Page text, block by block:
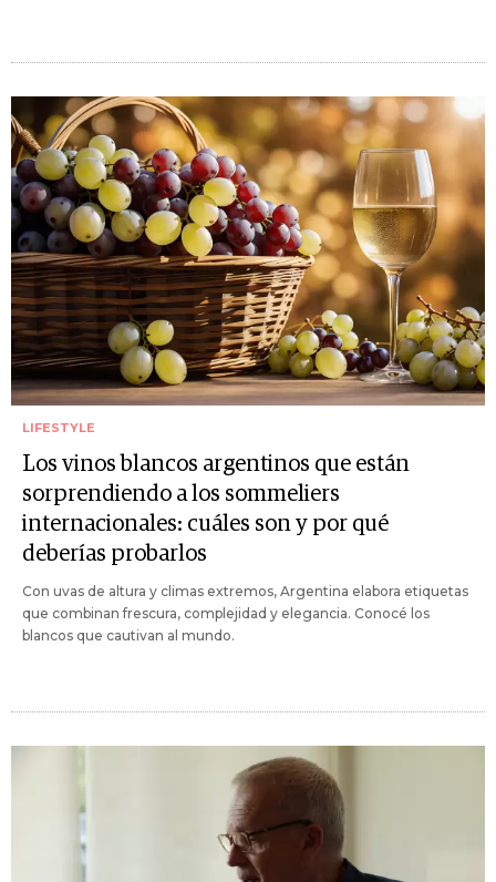
LIFESTYLE
Los vinos blancos argentinos que están
sorprendiendo a los sommeliers
internacionales: cuáles son y por qué
deberías probarlos
Con uvas de altura y climas extremos, Argentina elabora etiquetas
que combinan frescura, complejidad y elegancia. Conocé los
blancos que cautivan al mundo.